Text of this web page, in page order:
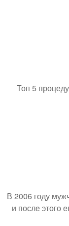
Топ 5
В 2006 году
и после этого